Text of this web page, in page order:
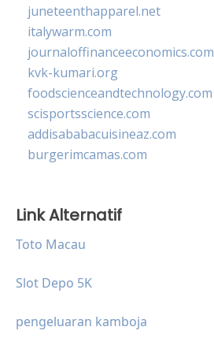
juneteenthapparel.net
italywarm.com
journaloffinanceeconomics.com
kvk-kumari.org
foodscienceandtechnology.com
scisportsscience.com
addisababacuisineaz.com
burgerimcamas.com
Link Alternatif
Toto Macau
Slot Depo 5K
pengeluaran kamboja